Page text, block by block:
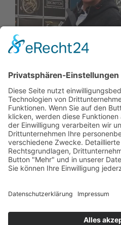
Wir wollen Ihr persönlicher
der sich auf die Fahne
und preiswerteste Anbieter zu
Wir sind ständig im Wachstum
schätzen.
Kay-Lucas Kaniewski